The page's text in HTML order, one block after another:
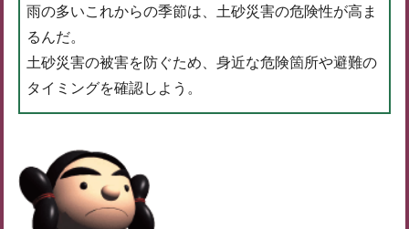
雨の多いこれからの季節は、土砂災害の危険性が高ま
るんだ。
土砂災害の被害を防ぐため、身近な危険箇所や避難の
タイミングを確認しよう。